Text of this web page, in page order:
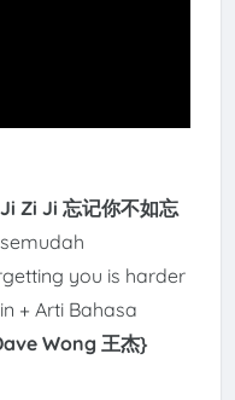
Zi Ji 忘记你不如忘
you is harder
+ Arti Bahasa
Wong 王杰}